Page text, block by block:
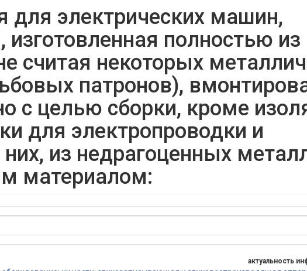
электрических машин,
изготовленная полностью из
считая некоторых
патронов),
с целью сборки, кроме
для электропроводки и
из недрагоценных
материалом:
актуальность